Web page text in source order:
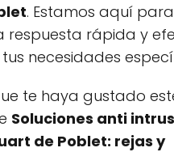
. Estamos aquí para
respuesta rápida y
necesidades
te haya gustado
Soluciones anti
de Poblet: rejas y